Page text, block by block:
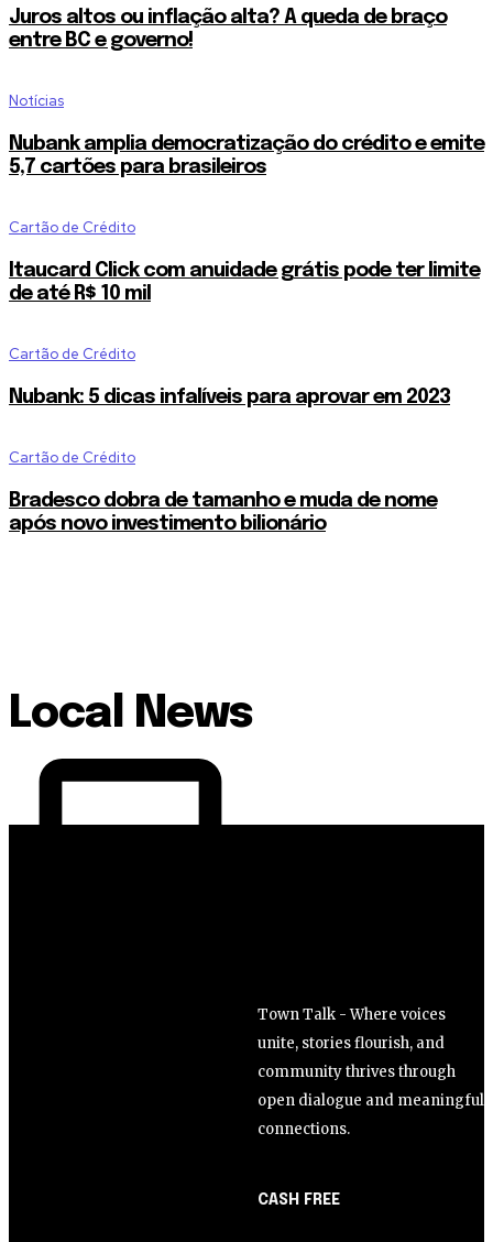
Juros altos ou inflação alta? A queda de braço
entre BC e governo!
Notícias
Nubank amplia democratização do crédito e emite
5,7 cartões para brasileiros
Cartão de Crédito
Itaucard Click com anuidade grátis pode ter limite
de até R$ 10 mil
Cartão de Crédito
Nubank: 5 dicas infalíveis para aprovar em 2023
Cartão de Crédito
Bradesco dobra de tamanho e muda de nome
após novo investimento bilionário
Local News
Town Talk - Where voices
unite, stories flourish, and
community thrives through
open dialogue and meaningful
connections.
CASH FREE